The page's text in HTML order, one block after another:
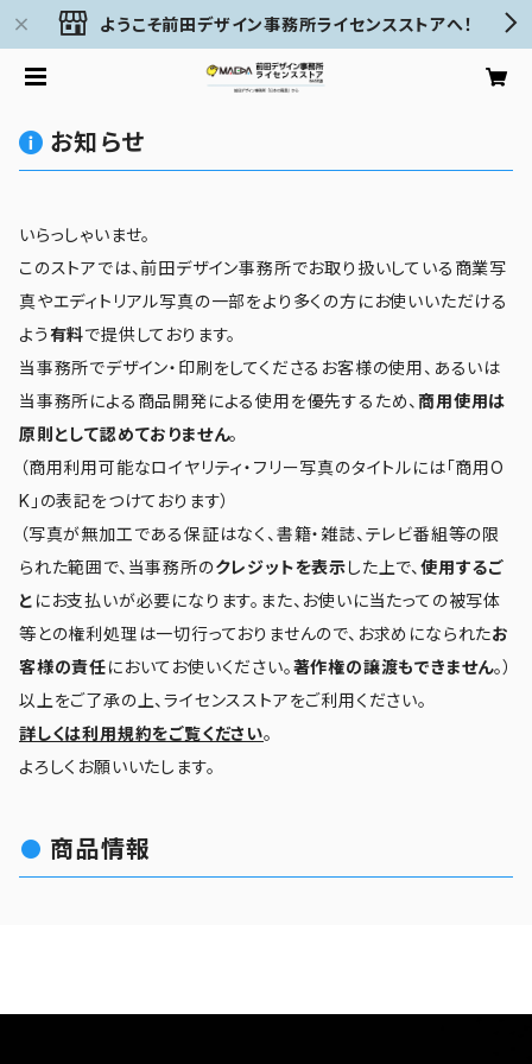
ようこそ前田デザイン事務所ライセンスストアへ！
お知らせ
いらっしゃいませ。
このストアでは、前田デザイン事務所でお取り扱いしている商業写
真やエディトリアル写真の一部をより多くの方にお使いいただける
よう有料で提供しております。
当事務所でデザイン・印刷をしてくださるお客様の使用、あるいは
当事務所による商品開発による使用を優先するため、商用使用は
原則として認めておりません。
（商用利用可能なロイヤリティ・フリー写真のタイトルには「商用O
K」の表記をつけております）
（写真が無加工である保証はなく、書籍・雑誌、テレビ番組等の限
られた範囲で、当事務所のクレジットを表示した上で、使用するご
と にお支払いが必要になります。また、お使いに当たっての被写体
等との権利処理は一切行っておりませんので、お求めになられたお
客様の責任においてお使いください。著作権の譲渡もできません。）
以上をご了承の上、ライセンスストアをご利用ください。
詳しくは利用規約をご覧ください。
よろしくお願いいたします。
商品情報